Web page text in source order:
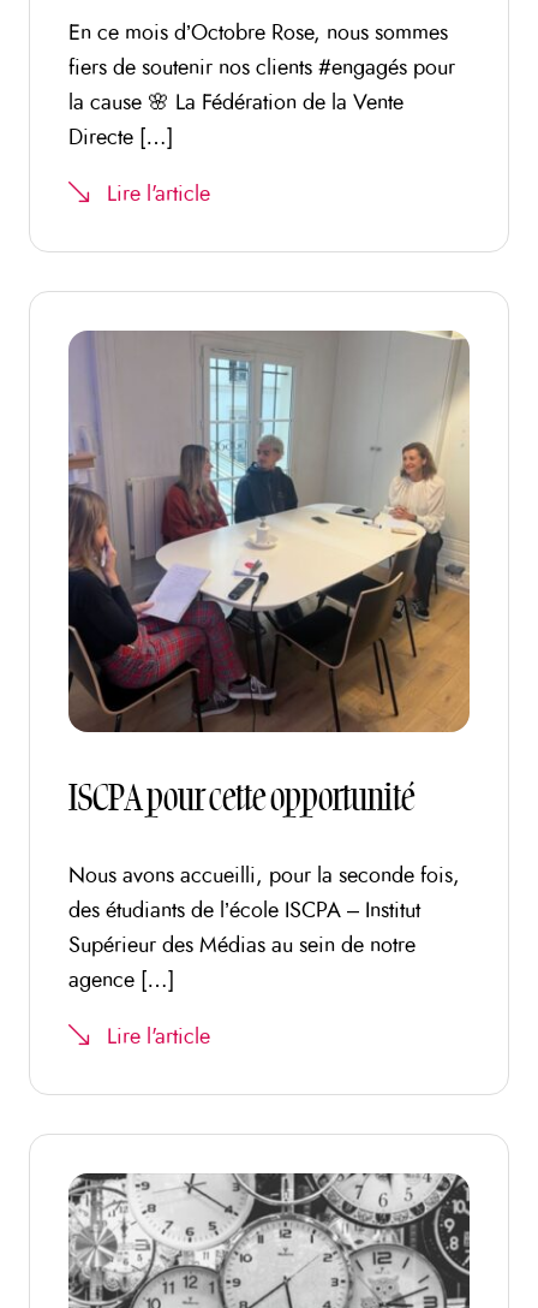
En ce mois d’Octobre Rose, nous sommes
fiers de soutenir nos clients #engagés pour
la cause 🌸 La Fédération de la Vente
Directe […]
Lire l'article
ISCPA pour cette opportunité
Nous avons accueilli, pour la seconde fois,
des étudiants de l’école ISCPA – Institut
Supérieur des Médias au sein de notre
agence […]
Lire l'article